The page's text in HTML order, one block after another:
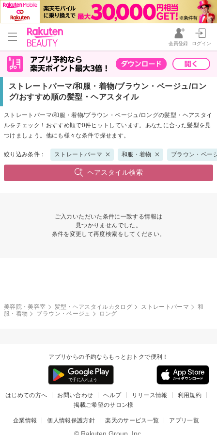
会員登録 ログイン
ストレートパーマ/和服・着物/ブラウン・ベージュ/ロン
グ/おすすめ順の髪型・ヘアスタイル
ストレートパーマ/和服・着物/ブラウン・ベージュ/ロングの髪型・ヘアスタイ
ルをチェック！おすすめ順で0件ヒットしています。あなたに合った髪型を見
つけましょう。他にも様々な条件で探せます。
絞り込み条件： ストレートパーマ 和服・着物 ブラウン・ベー
ヘアスタイル検索
ご入力いただいた条件に一致する情報は
見つかりませんでした。
条件を変更して再度検索をしてください。
美容院・美容室 髪型・ヘアスタイルカタログ ストレートパーマ
和
服・着物
ブラウン・ベージュ ロング
アプリからの予約ならもっとおトクで便利！
はじめての方へ お問い合わせ ヘルプ リリース情報
利用規約
掲載ご希望のサロン様
企業情報 個人情報保護方針 楽天のサービス一覧 アプリ一覧